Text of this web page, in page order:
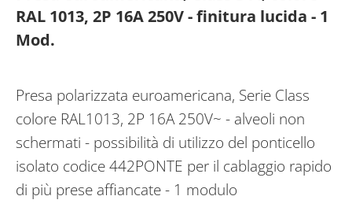
RAL 1013, 2P 16A 250V - finitura lucida - 1
Mod.
Presa polarizzata euroamericana, Serie Class
colore RAL1013, 2P 16A 250V~ - alveoli non
schermati - possibilità di utilizzo del ponticello
isolato codice 442PONTE per il cablaggio rapido
di più prese affiancate - 1 modulo